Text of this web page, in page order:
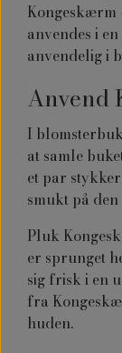
Kongeskærm
anvendes i
anvendelig i
Anvend
I
at samle
et par
smukt på
Pluk
er sprunget
sig frisk i en
fra
huden.